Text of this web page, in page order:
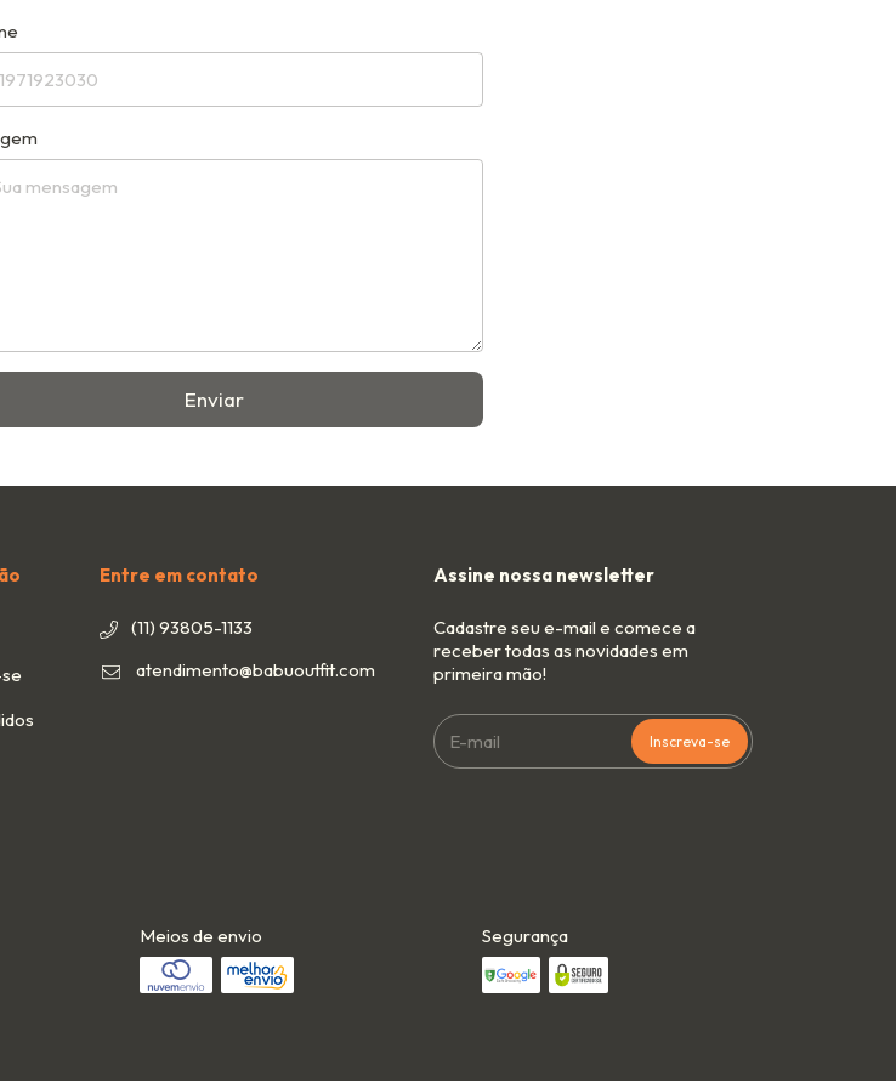
Enviar
Entre em contato
(11) 93805-1133
atendimento@babuoutfit.com
Assine nossa newsletter
Cadastre seu e-mail e comece a
receber todas as novidades em
primeira mão!
Meios de envio Segurança